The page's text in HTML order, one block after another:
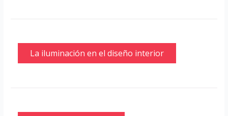
La iluminación en el diseño interior